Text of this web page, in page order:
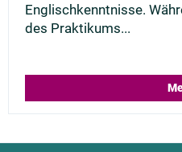
Englischkenntnisse.
des Praktikums...